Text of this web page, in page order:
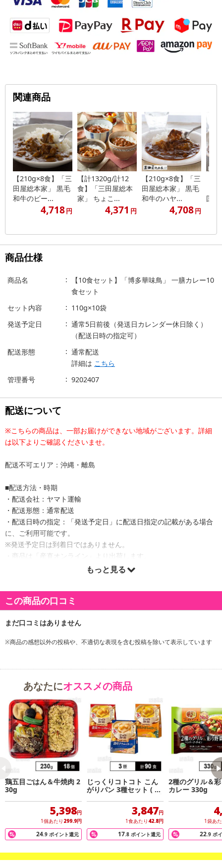
関連商品
【210g×8食】「三
田屋総本家」 黒毛
和牛のビー...
4,718円
【計1320g/計12
食】「三田屋総本
家」 ちょこ...
4,371 円
【210g×8食】「三
田屋総本家」 黒毛
和牛のハヤ...
4,708円
国
商品仕様
商品名
【10食セット】「博多華味鳥」 一膳カレー10
食セット
セット内容
110g×10袋
発送予定日
通常5日前後（発送日カレンダー休日除く）
（配送日時の指定可）
配送形態
通常配送
詳細は こちら
管理番号
9202407
配送について
※こちらの商品は、一部お届けができない地域がございます。詳細
は以下よりご確認くださいませ。
配送不可エリア：沖縄・離島
■配送方法・時期
・配送会社：ヤマト運輸
・配送形態：通常配送
・配送日時の指定：「発送予定日」に配送日指定の記載がある場合
に、ご利用可能です。
※発送予定日は到着日ではありません。
・商品は「産直オンライン」より出荷します。
商品詳細
です。
鶏がらスープや九州産「華味鳥」の挽肉を使用しコクのある味わい
もっと見る
この商品の口コミ
※商品の感想以外の投稿や、不適切な表現を含む投稿を除いて表示しています
あなたにオススメの商品
鶏五目ごはん＆牛焼肉 2
30g
5,398円
1個あたり 299.9円
24.9 ポイント還元
じっくりコトコト こん
がりパン 3種セット ( 濃
厚かぼちゃポタージュ /
濃厚クラムポタージュ )
3,847円
1食あたり 42.8円
17.8 ポイント還元
2種のグリル＆
カレー 330g
1袋あ
22.9 ポ